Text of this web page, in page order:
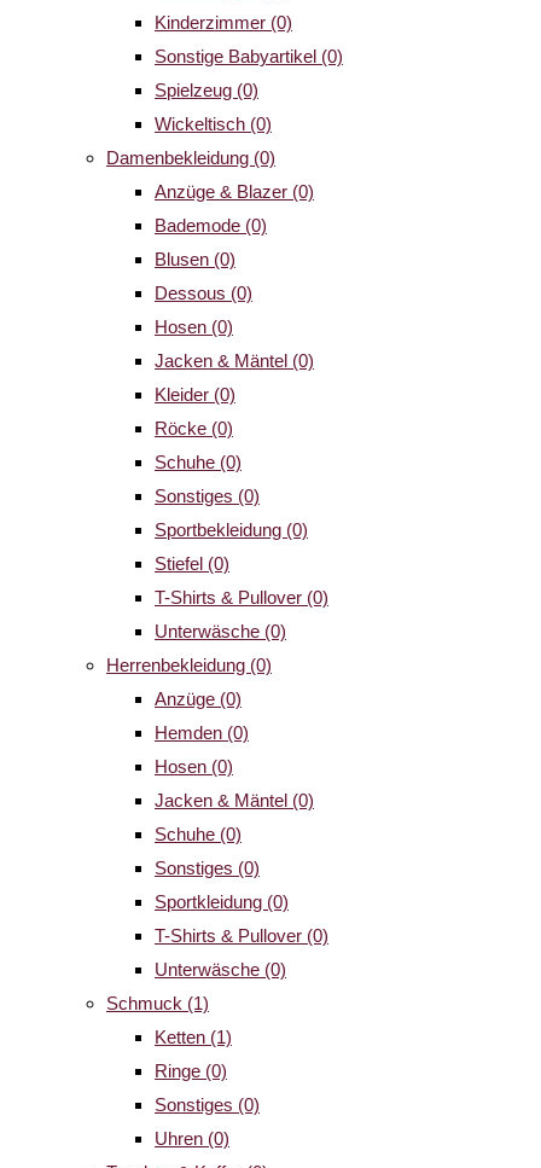
Kinderzimmer (0)
Sonstige Babyartikel (0)
Spielzeug (0)
Wickeltisch (0)
Damenbekleidung (0)
Anzüge & Blazer (0)
Bademode (0)
Blusen (0)
Dessous (0)
Hosen (0)
Jacken & Mäntel (0)
Kleider (0)
Röcke (0)
Schuhe (0)
Sonstiges (0)
Sportbekleidung (0)
Stiefel (0)
T-Shirts & Pullover (0)
Unterwäsche (0)
Herrenbekleidung (0)
Anzüge (0)
Hemden (0)
Hosen (0)
Jacken & Mäntel (0)
Schuhe (0)
Sonstiges (0)
Sportkleidung (0)
T-Shirts & Pullover (0)
Unterwäsche (0)
Schmuck (1)
Ketten (1)
Ringe (0)
Sonstiges (0)
Uhren (0)